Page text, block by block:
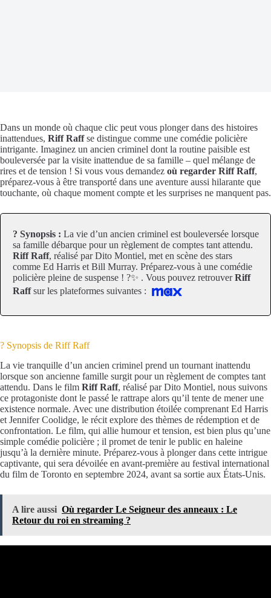
Dans un monde où chaque clic peut vous plonger dans des histoires
inattendues, Riff Raffse distingue comme une comédie policière
intrigante. Imaginez un ancien criminel dont la routine paisible est
bouleversée par la visite inattendue de sa famille – quel mélange de
rires et de tension ! Si vous vous demandez où regarder Riff Raff,
préparez-vous à être transporté dans une aventure aussi hilarante que
touchante, où chaque moment compte et les surprises ne manquent pas.
? Synopsis : La vie d’un ancien criminel est bouleversée lorsque
sa famille débarque pour un règlement de comptes tant attendu.
Riff Raff, réalisé par Dito Montiel, met en scène des stars
comme Ed Harris et Bill Murray. Préparez-vous à une comédie
policière pleine de suspense ! ?✨ . Vous pouvez retrouverRiff
Raffsur les plateformes suivantes :
? Synopsis de Riff Raff
La vie tranquille d’un ancien criminel prend un tournant inattendu
lorsque son ancienne famille surgit pour un règlement de comptes tant
attendu. Dans le film Riff Raff, réalisé par Dito Montiel, nous suivons
ce protagoniste dont le passé le rattrape alors qu’il tente de mener une
existence normale. Avec une distribution étoilée comprenant Ed Harris
et Jennifer Coolidge, le récit explore des thèmes de rédemption et de
confrontation. Le film, qui allie humour et tension, est bien plus qu’une
simple comédie policière ; il promet de tenir le public en haleine
jusqu’à la dernière minute. Préparez-vous à plonger dans cette intrigue
captivante, qui sera dévoilée en avant-première au festival international
du film de Toronto en septembre 2024, avant sa sortie aux États-Unis.
A lire aussi Où regarder Le Seigneur des anneaux : Le
Retour du roi en streaming ?